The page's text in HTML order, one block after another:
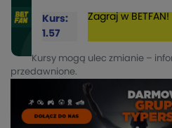
Kurs:
1.57
Zagraj w BETFAN!
Kursy mogą ulec zmianie –
przedawnione.